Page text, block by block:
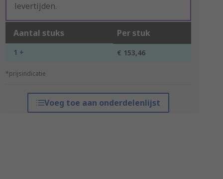
levertijden.
Aantal stuks Per stuk
1 + € 153,46
*prijsindicatie
Voeg toe aan onderdelenlijst